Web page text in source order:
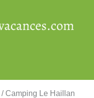
/ Camping Le Haillan